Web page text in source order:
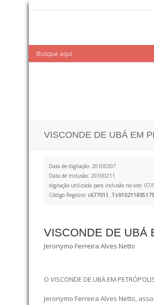
VISCONDE DE UBÁ EM
Data de digitação: 20100207
Data de Inclusão: 20100211
digitação utilizada para inclusão no site:
Código Registro:
VISCONDE DE UBÁ
Jeronymo Ferreira Alves Netto
O VISCONDE DE UBÁ EM
Jeronymo Ferreira Alves Netto,